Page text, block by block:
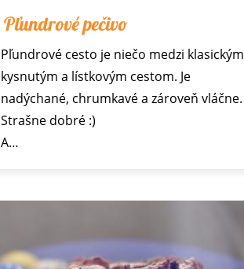
Pľundrové pečivo
Pľundrové cesto je niečo medzi klasickým
kysnutým a lístkovým cestom. Je
nadýchané, chrumkavé a zároveň vláčne.
Strašne dobré :)
A…